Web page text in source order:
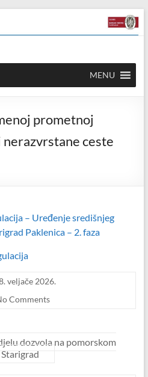
MENU
prometnoj
ceste
– Uređenje središnjeg
Paklenica – 2. faza
veljače 2026.
Comments
dozvola na pomorskom